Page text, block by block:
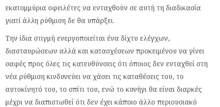
εκατομμύρια οφειλέτες να ενταχθούν σε αυτή τη διαδικασία
γιατί άλλη ρύθμιση δε θα υπάρξει.
Την ίδια στιγμή ενεργοποιείται ένα δίχτυ ελέγχων,
διασταυρώσεων αλλά και κατασχέσεων προκειμένου να γίνει
σαφές προς όλες τις κατευθύνσεις ότι όποιος δεν ενταχθεί στη
νέα ρύθμιση κινδυνεύει να χάσει τις καταθέσεις του, το
αυτοκίνητό του, το σπίτι του, ενώ το κυνήγι θα είναι διαρκές
μέχρι να διαπιστωθεί ότι δεν έχει κάποιο άλλο περιουσιακό